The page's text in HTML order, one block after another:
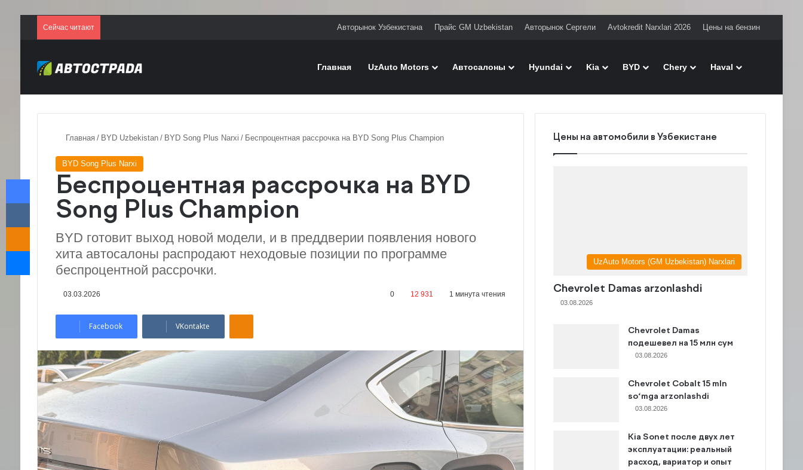
Сейчас читают Авторынок Узбекистана Прайс GM Uzbekistan Авторынок Сергели Avtokredit Narxlari 2026 Цены на бензин
Главная UzAuto Motors Автосалоны Hyundai Kia BYD Chery Haval
Главная / BYD Uzbekistan / BYD Song Plus Narxi / Беспроцентная рассрочка на BYD Song Plus Champion
BYD Song Plus Narxi
Беспроцентная рассрочка на BYD
Song Plus Champion
BYD готовит выход новой модели, и в преддверии появления нового
хита автосалоны распродают неходовые позиции по программе
беспроцентной рассрочки.
03.03.2026 0 12 931 1 минута чтения
Facebook VKontakte
Odnoklassniki
Цены на автомобили в Узбекистане
UzAuto Motors (GM Uzbekistan) Narxlari
Chevrolet Damas arzonlashdi
03.08.2026
Chevrolet Damas
подешевел на 15 млн сум
03.08.2026
Chevrolet Cobalt 15 mln
so‘mga arzonlashdi
03.08.2026
Kia Sonet после двух лет
эксплуатации: реальный
расход, вариатор и опыт
Facebook
VKontakte
Messenger